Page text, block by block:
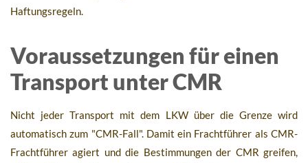
Haftungsregeln.
Voraussetzungen für einen
Transport unter CMR
Nicht jeder Transport mit dem LKW über die Grenze wird
automatisch zum "CMR-Fall". Damit ein Frachtführer als CMR-
Frachtführer agiert und die Bestimmungen der CMR greifen,